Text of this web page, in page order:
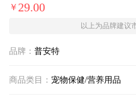
￥ 29.00
以上为品牌建议
品牌： 普安特
商品类目： 宠物保健/营养用品